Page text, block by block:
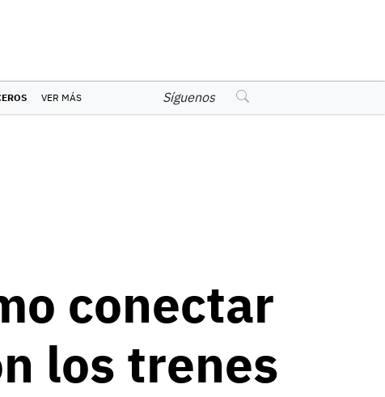
VER MÁS Síguenos
conectar
los trenes